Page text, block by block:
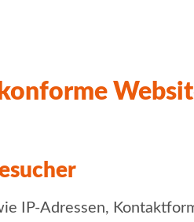
IP-Adressen,